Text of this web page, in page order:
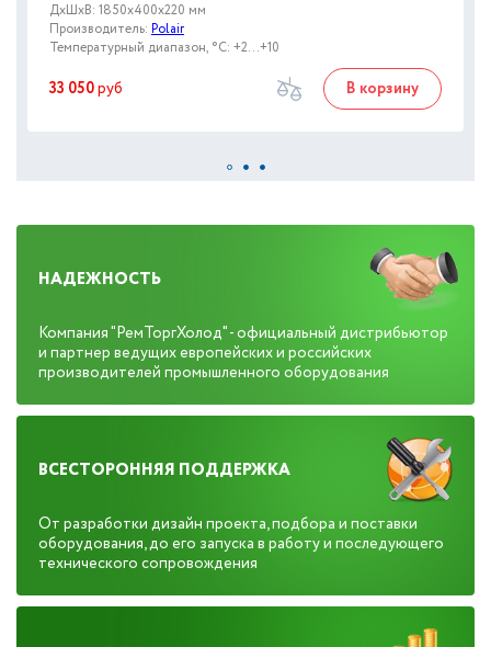
ДxШxВ: 1850x400x220 мм
Производитель: Polair
Температурный диапазон, °C: +2...+10
33 050руб В корзину
НАДЕЖНОСТЬ
Компания "РемТоргХолод" - официальный дистрибьютор
и партнер ведущих европейских и российских
производителей промышленного оборудования
ВСЕСТОРОННЯЯ ПОДДЕРЖКА
От разработки дизайн проекта, подбора и поставки
оборудования, до его запуска в работу и последующего
технического сопровождения